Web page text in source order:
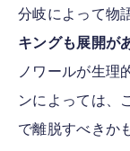
分岐によって物
キングも展開が
ノワールが生理
ンによっては、
で離脱すべきか